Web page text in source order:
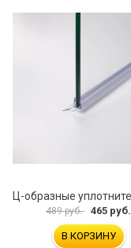
489 руб. 465 руб.
В КОРЗИНУ